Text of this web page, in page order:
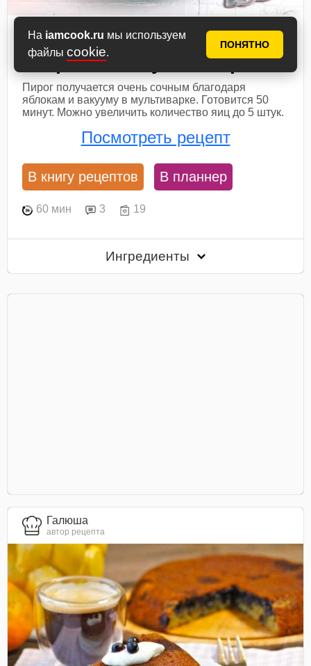
На iamcook.ru мы используем
файлы cookie.
ПОНЯТНО
Шарлотка с яблоками и
творогом в мультиварке
Пирог получается очень сочным благодаря
яблокам и вакууму в мультиварке. Готовится 50
минут. Можно увеличить количество яиц до 5 штук.
Посмотреть рецепт
В книгу рецептов В планнер
60 мин 3 19
Ингредиенты
Галюша
автор рецепта